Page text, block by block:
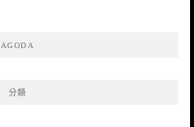
AGODA
分類